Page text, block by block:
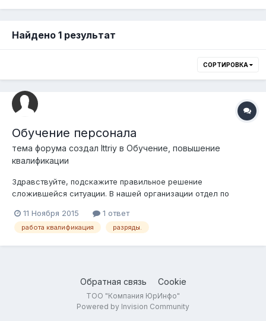
Найдено 1 результат
СОРТИРОВКА
Обучение персонала
тема форума создал Ittriy в Обучение, повышение
квалификации
Здравствуйте, подскажите правильное решение
сложившейся ситуации. В нашей организации отдел по
связанные с работами в электроустановках должны иметь
квалификационные удостоверения с указанием разряда, и
11 Ноября 2015 1 ответ
работа квалификация разряды.
Обратная связь Cookie
ТОО "Компания ЮрИнфо"
Powered by Invision Community